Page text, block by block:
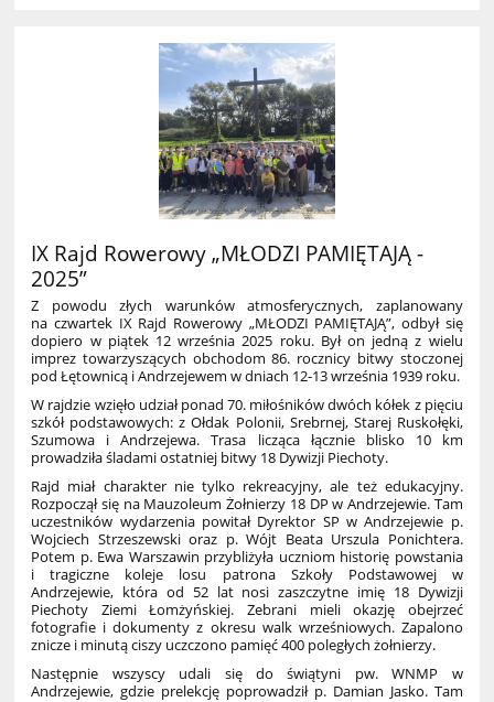
IX Rajd Rowerowy „MŁODZI PAMIĘTAJĄ -
2025”
Z powodu złych warunków atmosferycznych, zaplanowany
na czwartek IX Rajd Rowerowy „MŁODZI PAMIĘTAJĄ”, odbył się
dopiero w piątek 12 września 2025 roku. Był on jedną z wielu
imprez towarzyszących obchodom 86. rocznicy bitwy stoczonej
pod Łętownicą i Andrzejewem w dniach 12-13 września 1939 roku.
W rajdzie wzięło udział ponad 70. miłośników dwóch kółek z pięciu
szkół podstawowych: z Ołdak Polonii, Srebrnej, Starej Ruskołęki,
Szumowa i Andrzejewa. Trasa licząca łącznie blisko 10 km
prowadziła śladami ostatniej bitwy 18 Dywizji Piechoty.
Rajd miał charakter nie tylko rekreacyjny, ale też edukacyjny.
Rozpoczął się na Mauzoleum Żołnierzy 18 DP w Andrzejewie. Tam
uczestników wydarzenia powitał Dyrektor SP w Andrzejewie p.
Wojciech Strzeszewski oraz p. Wójt Beata Urszula Ponichtera.
Potem p. Ewa Warszawin przybliżyła uczniom historię powstania
i tragiczne koleje losu patrona Szkoły Podstawowej w
Andrzejewie, która od 52 lat nosi zaszczytne imię 18 Dywizji
Piechoty Ziemi Łomżyńskiej. Zebrani mieli okazję obejrzeć
fotografie i dokumenty z okresu walk wrześniowych. Zapalono
znicze i minutą ciszy uczczono pamięć 400 poległych żołnierzy.
Następnie wszyscy udali się do świątyni pw. WNMP w
Andrzejewie, gdzie prelekcję poprowadził p. Damian Jasko. Tam